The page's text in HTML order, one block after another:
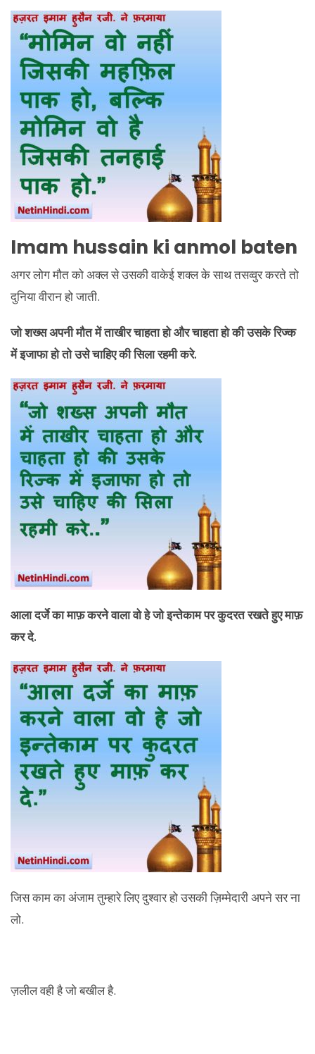
Imam hussain ki anmol baten
अगर लोग मौत को अक्ल से उसकी वाकेई शक्ल के साथ तसव्वुर करते तो
दुनिया वीरान हो जाती.
जो शख्स अपनी मौत में ताखीर चाहता हो और चाहता हो की उसके रिज्क
में इजाफा हो तो उसे चाहिए की सिला रहमी करे.
आला दर्जे का माफ़ करने वाला वो हे जो इन्तेकाम पर कुदरत रखते हुए माफ़
कर दे.
जिस काम का अंजाम तुम्हारे लिए दुश्वार हो उसकी ज़िम्मेदारी अपने सर ना
लो.
ज़लील वही है जो बखील है.